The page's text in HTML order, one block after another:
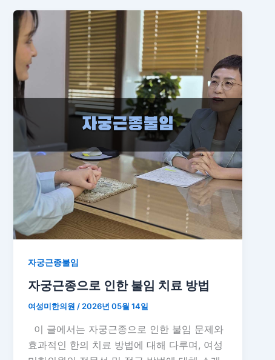
자궁근종불임
자궁근종으로 인한 불임 치료 방법
여성미한의원 / 2026년 05월 14일
이 글에서는 자궁근종으로 인한 불임 문제와
효과적인 한의 치료 방법에 대해 다루며, 여성